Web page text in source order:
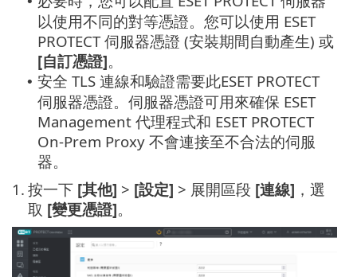
以使用不同的對等憑證。您可以使用 ESET
PROTECT 伺服器憑證 (安裝期間自動產生) 或
[自訂憑證]。
• 安全 TLS 連線和驗證需要此ESET PROTECT
伺服器憑證。伺服器憑證可用來確保 ESET
Management 代理程式和 ESET PROTECT
On-Prem Proxy 不會連接至不合法的伺服
器。
1. 按一下 [其他] > [設定] > 展開區段 [連線] ，選
取 [變更憑證]。